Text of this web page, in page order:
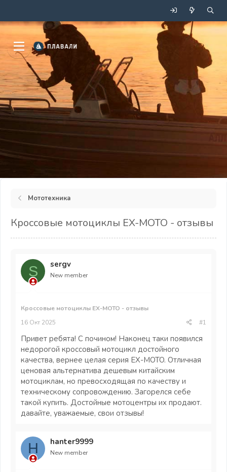
Мототехника
Кроссовые мотоциклы EX-MOTO - отзывы
S sergv
New member
Кроссовые мотоциклы EX-MOTO - отзывы
16 Окт 2025
#1
Привет ребята! С почином! Наконец таки появился
недорогой кроссовый мотоцикл достойного
качества, вернее целая серия EX-MOTO. Отличная
ценовая альтернатива дешевым китайским
мотоциклам, но превосходящая по качеству и
техническому сопровождению. Загорелся себе
такой купить. Достойные мотоцентры их продают.
давайте, уважаемые, свои отзывы!
H hanter9999
New member